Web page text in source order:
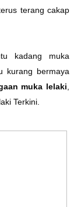
terang cakap
kadang muka
kurang bermaya
muka lelaki
Terkini.